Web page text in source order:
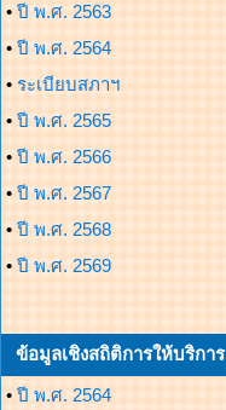
• ปี พ.ศ. 2563
• ปี พ.ศ. 2564
• ระเบียบสภาฯ
• ปี พ.ศ. 2565
• ปี พ.ศ. 2566
• ปี พ.ศ. 2567
• ปี พ.ศ. 2568
• ปี พ.ศ. 2569
ข้อมูลเชิงสถิติการให้บริการ
• ปี พ.ศ. 2564